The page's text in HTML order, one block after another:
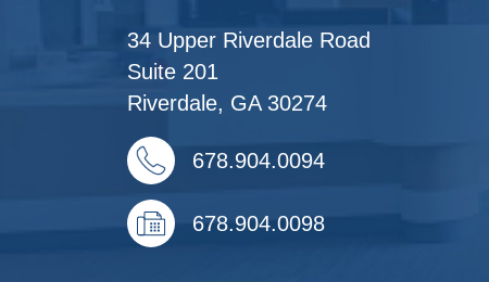
34 Upper Riverdale Road
Suite 201
Riverdale, GA 30274
678.904.0094
678.904.0098